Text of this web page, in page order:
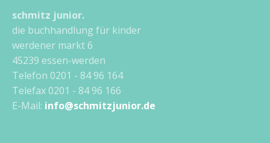
schmitz junior.
die buchhandlung für kinder
werdener markt 6
45239 essen-werden
Telefon 0201 - 84 96 164
Telefax 0201 - 84 96 166
E-Mail: info@schmitzjunior.de